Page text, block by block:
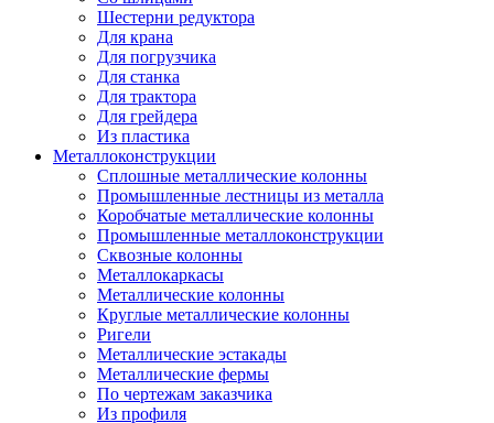
Шестерни редуктора
Для крана
Для погрузчика
Для станка
Для трактора
Для грейдера
Из пластика
Металлоконструкции
Сплошные металлические колонны
Промышленные лестницы из металла
Коробчатые металлические колонны
Промышленные металлоконструкции
Сквозные колонны
Металлокаркасы
Металлические колонны
Круглые металлические колонны
Ригели
Металлические эстакады
Металлические фермы
По чертежам заказчика
Из профиля